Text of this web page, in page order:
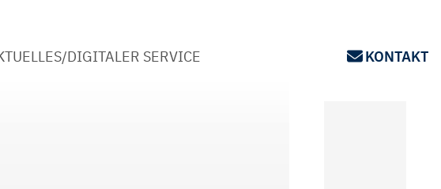
/DIGITALER SERVICE KONTAKT